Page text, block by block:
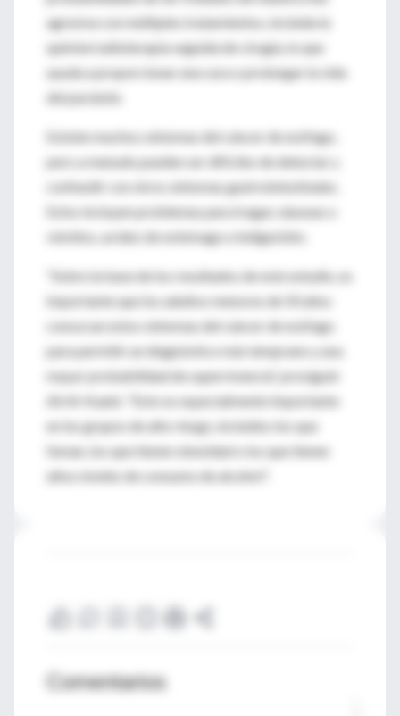
agresiva con múltiples tratamientos, incluida la
quimiorradioterapia seguida de cirugía, lo que
ayuda a proporcionar una cura o prolongar la vida
del paciente.
Existen muchos síntomas del cáncer de esófago,
pero a menudo pueden ser difíciles de detectar y
confundir con otros síntomas gastrointestinales.
Estos incluyen problemas para tragar, náuseas o
vómitos, acidez de estómago e indigestión.
“Sobre la base de los resultados de este estudio, es
importante que los adultos menores de 50 años
conozcan estos síntomas del cáncer de esófago
para permitir un diagnóstico más temprano y una
mayor probabilidad de supervivencia”, prosiguió
Ali Al-Kaabi. "Esto es especialmente importante
en los grupos de alto riesgo, incluidos los que
fuman, los que tienen obesidad o los que tienen
altos niveles de consumo de alcohol".
Comentarios